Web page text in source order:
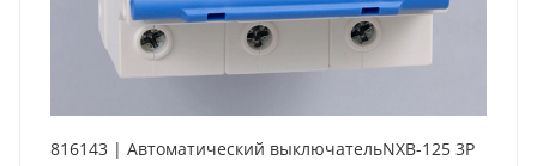
816143 | Автоматический выключательNXB-125 3P